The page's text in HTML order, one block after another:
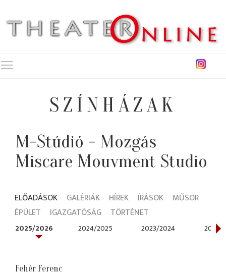
SZÍNHÁZAK
M-Stúdió - Mozgás
Miscare Mouvment Studio
ELŐADÁSOK GALÉRIÁK HÍREK ÍRÁSOK
MŰSOR
ÉPÜLET
IGAZGATÓSÁG TÖRTÉNET
2025/2026 2024/2025 2023/2024 2022/
Fehér Ferenc